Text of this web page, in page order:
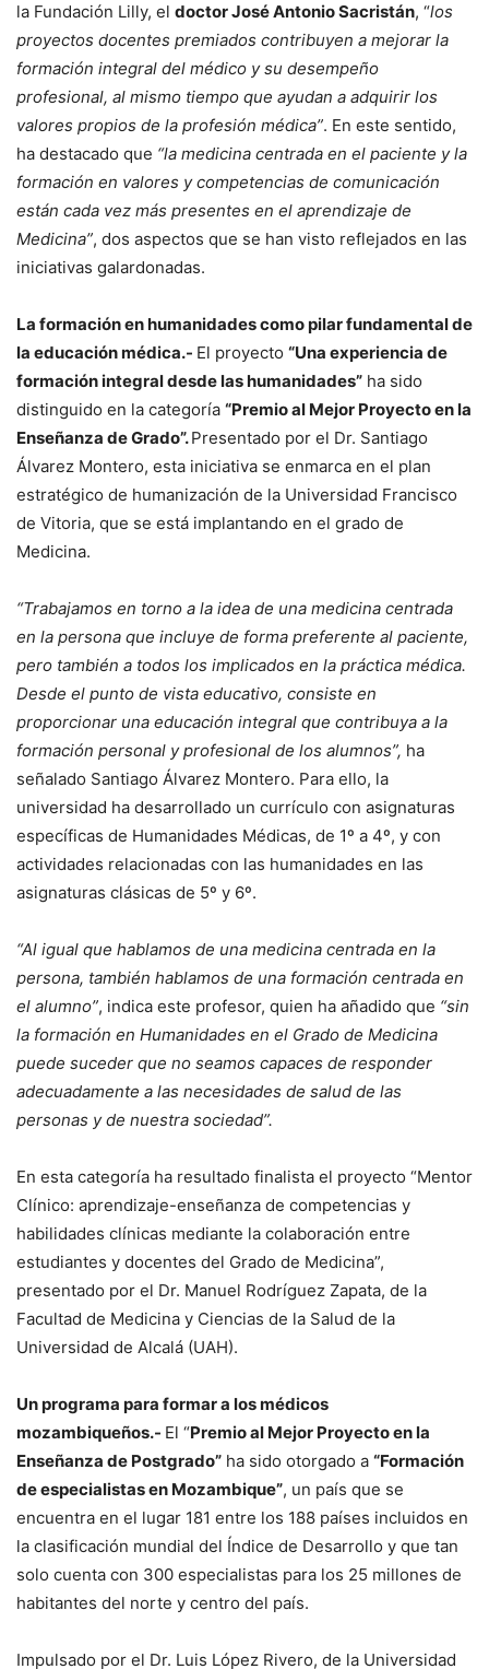
la Fundación Lilly, el doctor José Antonio Sacristán, “los
proyectos docentes premiados contribuyen a mejorar la
formación integral del médico y su desempeño
profesional, al mismo tiempo que ayudan a adquirir los
valores propios de la profesión médica”. En este sentido,
ha destacado que “la medicina centrada en el paciente y la
formación en valores y competencias de comunicación
están cada vez más presentes en el aprendizaje de
Medicina”, dos aspectos que se han visto reflejados en las
iniciativas galardonadas.
La formación en humanidades como pilar fundamental de
la educación médica.- El proyecto “Una experiencia de
formación integral desde las humanidades” ha sido
distinguido en la categoría “Premio al Mejor Proyecto en la
Enseñanza de Grado”.Presentado por el Dr. Santiago
Álvarez Montero, esta iniciativa se enmarca en el plan
estratégico de humanización de la Universidad Francisco
de Vitoria, que se está implantando en el grado de
Medicina.
“Trabajamos en torno a la idea de una medicina centrada
en la persona que incluye de forma preferente al paciente,
pero también a todos los implicados en la práctica médica.
Desde el punto de vista educativo, consiste en
proporcionar una educación integral que contribuya a la
formación personal y profesional de los alumnos”, ha
señalado Santiago Álvarez Montero. Para ello, la
universidad ha desarrollado un currículo con asignaturas
específicas de Humanidades Médicas, de 1º a 4º, y con
actividades relacionadas con las humanidades en las
asignaturas clásicas de 5º y 6º.
“Al igual que hablamos de una medicina centrada en la
persona, también hablamos de una formación centrada en
el alumno”, indica este profesor, quien ha añadido que “sin
la formación en Humanidades en el Grado de Medicina
puede suceder que no seamos capaces de responder
adecuadamente a las necesidades de salud de las
personas y de nuestra sociedad”.
En esta categoría ha resultado finalista el proyecto “Mentor
Clínico: aprendizaje-enseñanza de competencias y
habilidades clínicas mediante la colaboración entre
estudiantes y docentes del Grado de Medicina”,
presentado por el Dr. Manuel Rodríguez Zapata, de la
Facultad de Medicina y Ciencias de la Salud de la
Universidad de Alcalá (UAH).
Un programa para formar a los médicos
mozambiqueños.- El “Premio al Mejor Proyecto en la
Enseñanza de Postgrado” ha sido otorgado a “Formación
de especialistas en Mozambique”, un país que se
encuentra en el lugar 181 entre los 188 países incluidos en
la clasificación mundial del Índice de Desarrollo y que tan
solo cuenta con 300 especialistas para los 25 millones de
habitantes del norte y centro del país.
Impulsado por el Dr. Luis López Rivero, de la Universidad